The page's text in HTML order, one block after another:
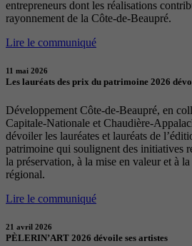
entrepreneurs dont les réalisations
rayonnement de la Côte-de-Beaupré.
Lire le communiqué
11 mai 2026
Les lauréats des prix du patrimoine 2026
Développement Côte-de-Beaupré, en
Capitale-Nationale et Chaudière-
dévoiler les lauréates et lauréats de
patrimoine qui soulignent des initiatives
la préservation, à la mise en valeur et à
régional.
Lire le communiqué
21 avril 2026
PÈLERIN’ART 2026 dévoile ses artistes